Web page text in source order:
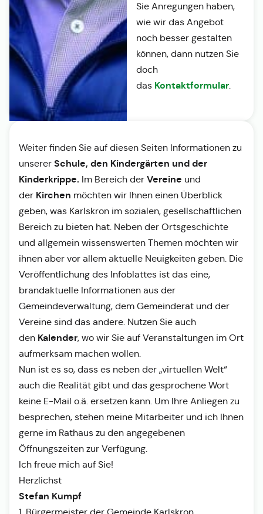
Sie Anregungen haben,
wie wir das Angebot
noch besser gestalten
können, dann nutzen Sie
doch
das Kontaktformular.
Weiter finden Sie auf diesen Seiten Informationen zu
unserer Schule, den Kindergärten und der
Kinderkrippe. Im Bereich der Vereine und
der Kirchen möchten wir Ihnen einen Überblick
geben, was Karlskron im sozialen, gesellschaftlichen
Bereich zu bieten hat. Neben der Ortsgeschichte
und allgemein wissenswerten Themen möchten wir
ihnen aber vor allem aktuelle Neuigkeiten geben. Die
Veröffentlichung des Infoblattes ist das eine,
brandaktuelle Informationen aus der
Gemeindeverwaltung, dem Gemeinderat und der
Vereine sind das andere. Nutzen Sie auch
den Kalender, wo wir Sie auf Veranstaltungen im Ort
aufmerksam machen wollen.
Nun ist es so, dass es neben der „virtuellen Welt“
auch die Realität gibt und das gesprochene Wort
keine E-Mail o.ä. ersetzen kann. Um Ihre Anliegen zu
besprechen, stehen meine Mitarbeiter und ich Ihnen
gerne im Rathaus zu den angegebenen
Öffnungszeiten zur Verfügung.
Ich freue mich auf Sie!
Herzlichst
Stefan Kumpf